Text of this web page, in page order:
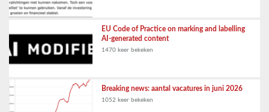
EU Code of Practice on marking and labelling
AI-generated content
1470 keer bekeken
Breaking news: aantal vacatures in juni 2026
1052 keer bekeken